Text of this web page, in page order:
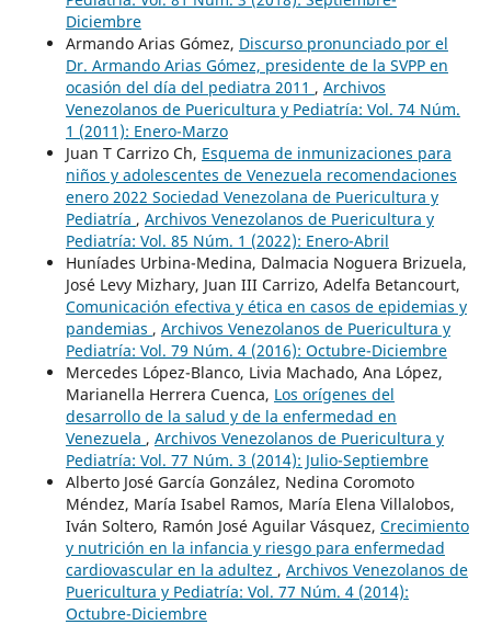
Diciembre
Armando Arias Gómez, Discurso pronunciado por el
Dr. Armando Arias Gómez, presidente de la SVPP en
ocasión del día del pediatra 2011 , Archivos
Venezolanos de Puericultura y Pediatría: Vol. 74 Núm.
1 (2011): Enero-Marzo
Juan T Carrizo Ch, Esquema de inmunizaciones para
niños y adolescentes de Venezuela recomendaciones
enero 2022 Sociedad Venezolana de Puericultura y
Pediatría , Archivos Venezolanos de Puericultura y
Pediatría: Vol. 85 Núm. 1 (2022): Enero-Abril
Huníades Urbina-Medina, Dalmacia Noguera Brizuela,
José Levy Mizhary, Juan III Carrizo, Adelfa Betancourt,
Comunicación efectiva y ética en casos de epidemias y
pandemias , Archivos Venezolanos de Puericultura y
Pediatría: Vol. 79 Núm. 4 (2016): Octubre-Diciembre
Mercedes López-Blanco, Livia Machado, Ana López,
Marianella Herrera Cuenca, Los orígenes del
desarrollo de la salud y de la enfermedad en
Venezuela , Archivos Venezolanos de Puericultura y
Pediatría: Vol. 77 Núm. 3 (2014): Julio-Septiembre
Alberto José García González, Nedina Coromoto
Méndez, María Isabel Ramos, María Elena Villalobos,
Iván Soltero, Ramón José Aguilar Vásquez, Crecimiento
y nutrición en la infancia y riesgo para enfermedad
cardiovascular en la adultez , Archivos Venezolanos de
Puericultura y Pediatría: Vol. 77 Núm. 4 (2014):
Octubre-Diciembre